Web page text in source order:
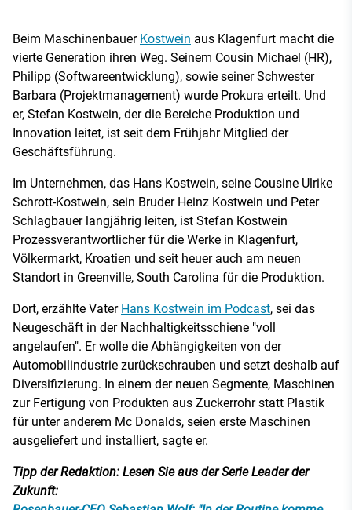
Beim Maschinenbauer Kostwein aus Klagenfurt macht die
vierte Generation ihren Weg. Seinem Cousin Michael (HR),
Philipp (Softwareentwicklung), sowie seiner Schwester
Barbara (Projektmanagement) wurde Prokura erteilt. Und
er, Stefan Kostwein, der die Bereiche Produktion und
Innovation leitet, ist seit dem Frühjahr Mitglied der
Geschäftsführung.
Im Unternehmen, das Hans Kostwein, seine Cousine Ulrike
Schrott-Kostwein, sein Bruder Heinz Kostwein und Peter
Schlagbauer langjährig leiten, ist Stefan Kostwein
Prozessverantwortlicher für die Werke in Klagenfurt,
Völkermarkt, Kroatien und seit heuer auch am neuen
Standort in Greenville, South Carolina für die Produktion.
Dort, erzählte Vater Hans Kostwein im Podcast, sei das
Neugeschäft in der Nachhaltigkeitsschiene "voll
angelaufen". Er wolle die Abhängigkeiten von der
Automobilindustrie zurückschrauben und setzt deshalb auf
Diversifizierung. In einem der neuen Segmente, Maschinen
zur Fertigung von Produkten aus Zuckerrohr statt Plastik
für unter anderem Mc Donalds, seien erste Maschinen
ausgeliefert und installiert, sagte er.
Tipp der Redaktion: Lesen Sie aus der Serie Leader der
Zukunft: